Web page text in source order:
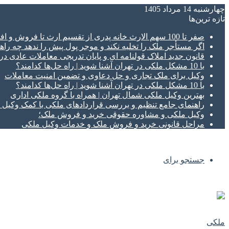
چهارشنبه 14 مرداد 1405
تازه‌ ترین‌ها
صفر تا 100 سهم الارث خانه پدری از تقسیم ارث تا فروش و افراز ملک ورثه ای
اگر مستأجر ملک را تخلیه نکند و موجر پول پیش را ندهد چه
قانون جدید املاک قولنامه ای و پایان تدریجی معاملات عادی
با 10 مشکل ملکی در تهران آشنا شوید | راه حل‌ها کدامند؟
وکیل برای ملک تجاری و حل دعاوی و تضمین امنیت معاملات
با 10 مشکل ملکی در تهران آشنا شوید | راه حل‌ها کدامند؟
بهترین وکیل ملکی شمال تهران | همراه با گروه ملکی اداری
راهنمای جامع تنظیم و بررسی قراردادهای ملکی با کمک
وکیل ملکی و مشاوره حقوقی خرید و فروش ملک؛
مراحل قانونی خرید و فروش ملک و خدمات وکیل ملکی
جستجو برای